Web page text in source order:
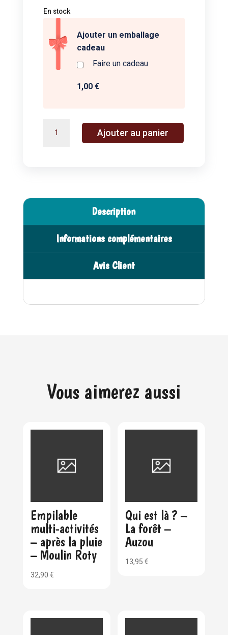
En stock
Ajouter un emballage
cadeau
Faire un cadeau
1,00 €
Moulin
Ajouter au panier
A
i
e
Description
Informations complémentaires
Avis Client
Vous aimerez aussi
Empilable
multi-activités
– après la pluie
– Moulin Roty
32,90 €
Qui est là ? –
La forêt –
Auzou
13,95€